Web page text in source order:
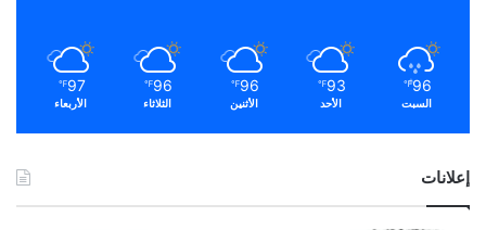
96
℉
السبت
93
℉
الأحد
96
℉
الأثنين
96
℉
الثلاثاء
97
℉
الأربعاء
إعلانات